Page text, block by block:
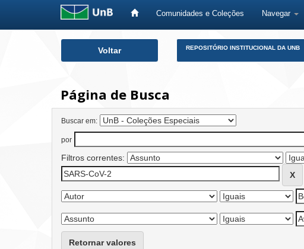
Comunidades e Coleções Navegar
Voltar REPOSITÓRIO INSTITUCIONAL DA UNB
Página de Busca
Buscar em:
por
Filtros correntes:
Retornar valores